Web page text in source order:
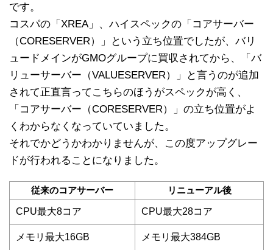
です。
コスパの「XREA」、ハイスペックの「コアサーバー
（CORESERVER）」という立ち位置でしたが、バリ
ュードメインがGMOグループに買収されてから、「バ
リューサーバー（VALUESERVER）」と言うのが追加
されて正直言ってこちらのほうがスペックが高く、
「コアサーバー（CORESERVER）」の立ち位置がよ
くわからなくなっていていました。
それでかどうかわかりませんが、この度アップグレー
ドが行われることになりました。
従来のコアサーバー リニューアル後
CPU最大8コア CPU最大28コア
メモリ最大16GB メモリ最大384GB